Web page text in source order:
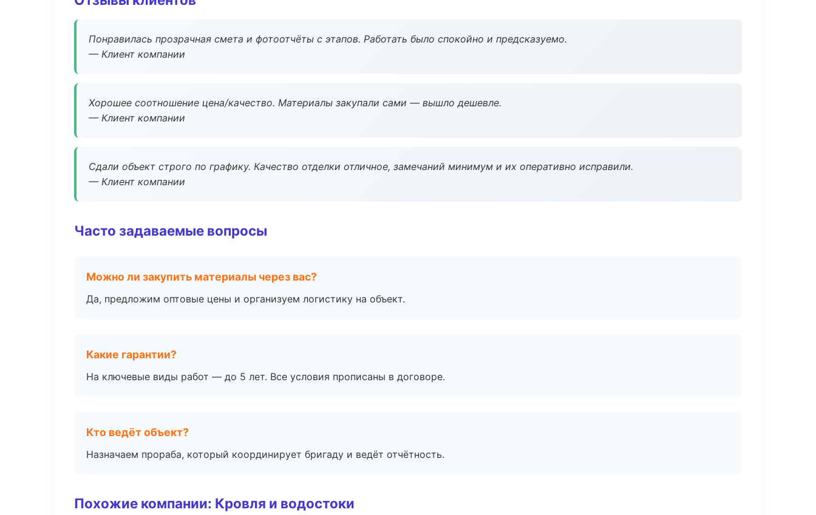
Понравилась прозрачная смета и фотоотчёты с этапов. Работать было спокойно и предсказуемо.
— Клиент компании
Хорошее соотношение цена/качество. Материалы закупали сами — вышло дешевле.
— Клиент компании
Сдали объект строго по графику. Качество отделки отличное, замечаний минимум и их оперативно исправили.
— Клиент компании
Часто задаваемые вопросы
Можно ли закупить материалы через вас?
Да, предложим оптовые цены и организуем логистику на объект.
Какие гарантии?
На ключевые виды работ — до 5 лет. Все условия прописаны в договоре.
Кто ведёт объект?
Назначаем прораба, который координирует бригаду и ведёт отчётность.
Похожие компании: Кровля и водостоки